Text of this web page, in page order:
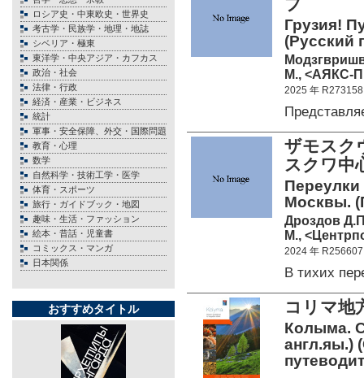
ロシア史・中東欧史・世界史
考古学・民族学・地理・地誌
シベリア・極東
東洋学・中央アジア・カフカス
政治・社会
法律・行政
経済・産業・ビジネス
統計
軍事・安全保障、外交・国際問題
教育・心理
数学
自然科学・技術工学・医学
体育・スポーツ
旅行・ガイドブック・地図
趣味・生活・ファッション
絵本・昔話・児童書
コミックス・マンガ
日本関係
おすすめタイトル
Грузия!
(Русский
М., <АЯКС-
2025 年 R273158
ザモスク
スクワ中
Переулки
Москвы.
Дроздов
М.,
2024 年 R256607
В тихих
コリマ地
Колыма.
англ.яы.)